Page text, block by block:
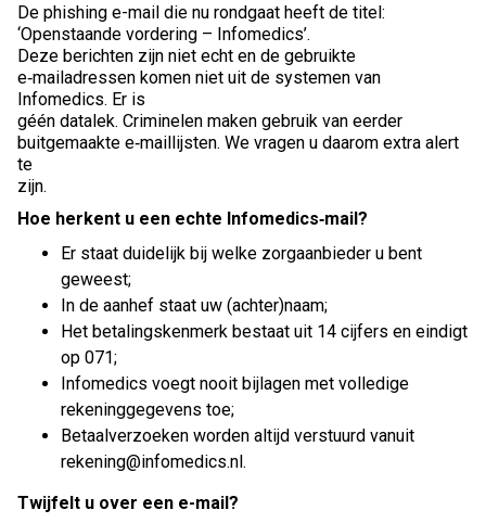
De phishing e-mail die nu rondgaat heeft de titel:
‘Openstaande vordering – Infomedics’.
Deze berichten zijn niet echt en de gebruikte
e‑mailadressen komen niet uit de systemen van
Infomedics. Er is
géén datalek. Criminelen maken gebruik van eerder
buitgemaakte e‑maillijsten. We vragen u daarom extra alert
te
zijn.
Hoe herkent u een echte Infomedics‑mail?
Er staat duidelijk bij welke zorgaanbieder u bent
geweest;
In de aanhef staat uw (achter)naam;
Het betalingskenmerk bestaat uit 14 cijfers en eindigt
op 071;
Infomedics voegt nooit bijlagen met volledige
rekeninggegevens toe;
Betaalverzoeken worden altijd verstuurd vanuit
rekening@infomedics.nl.
Twijfelt u over een e-mail?